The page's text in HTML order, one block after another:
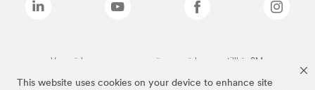
This website uses cookies on your device to enhance site
Varumärken som anges ovan är varumärken som tillhör 3M.